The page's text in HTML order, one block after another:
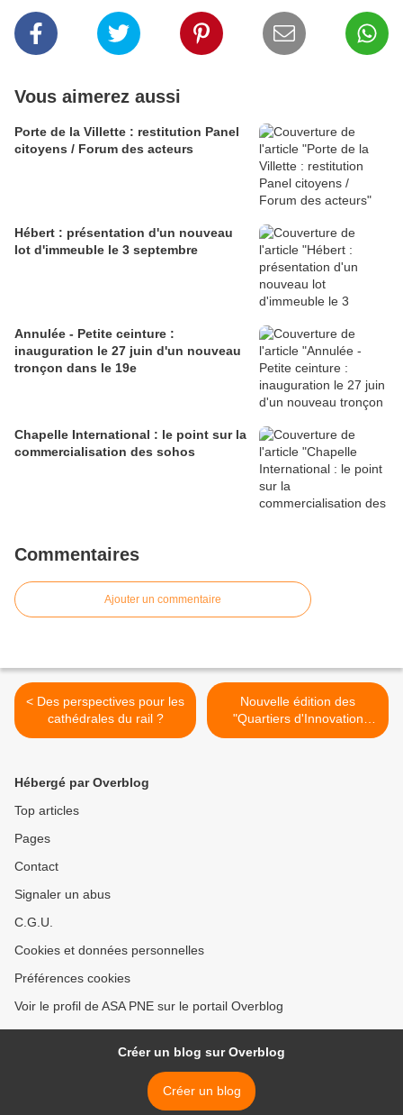
Vous aimerez aussi
Porte de la Villette : restitution Panel
citoyens / Forum des acteurs
Hébert : présentation d'un nouveau
lot d'immeuble le 3 septembre
Annulée - Petite ceinture :
inauguration le 27 juin d'un nouveau
tronçon dans le 19e
Chapelle International : le point sur la
commercialisation des sohos
Commentaires
Ajouter un commentaire
< Des perspectives pour les
cathédrales du rail ?
Nouvelle édition des
"Quartiers d'Innovation
Urbaine" sur Chapelle-S >
Hébergé par Overblog
Top articles
Pages
Contact
Signaler un abus
C.G.U.
Cookies et données personnelles
Préférences cookies
Voir le profil de ASA PNE sur le portail Overblog
Créer un blog sur Overblog
Créer un blog